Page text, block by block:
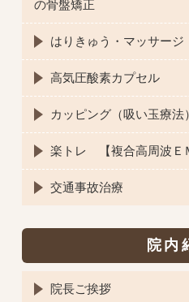
の骨盤矯正
はりきゅう・マッサージ
高気圧酸素カプセル
カッピング（吸い玉療法）
楽トレ 【複合高周波Ｅ
交通事故治療
院内
院長ご挨拶